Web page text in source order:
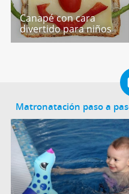
Canapé con cara
divertido para niños
Matronatación paso a